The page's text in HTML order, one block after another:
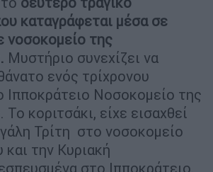
καταγράφεται μέσα σε
νοσοκομείο της
Μυστήριο συνεχίζει να
ενός τρίχρονου
Ιπποκράτειο Νοσοκομείο της
κοριτσάκι, είχε εισαχθεί
Τρίτη στο νοσοκομείο
την Κυριακή
στο Ιπποκράτειο,